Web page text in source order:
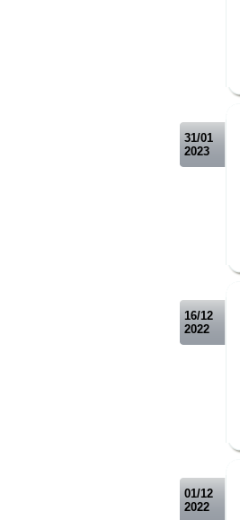
31/01
2023
16/12
2022
01/12
2022